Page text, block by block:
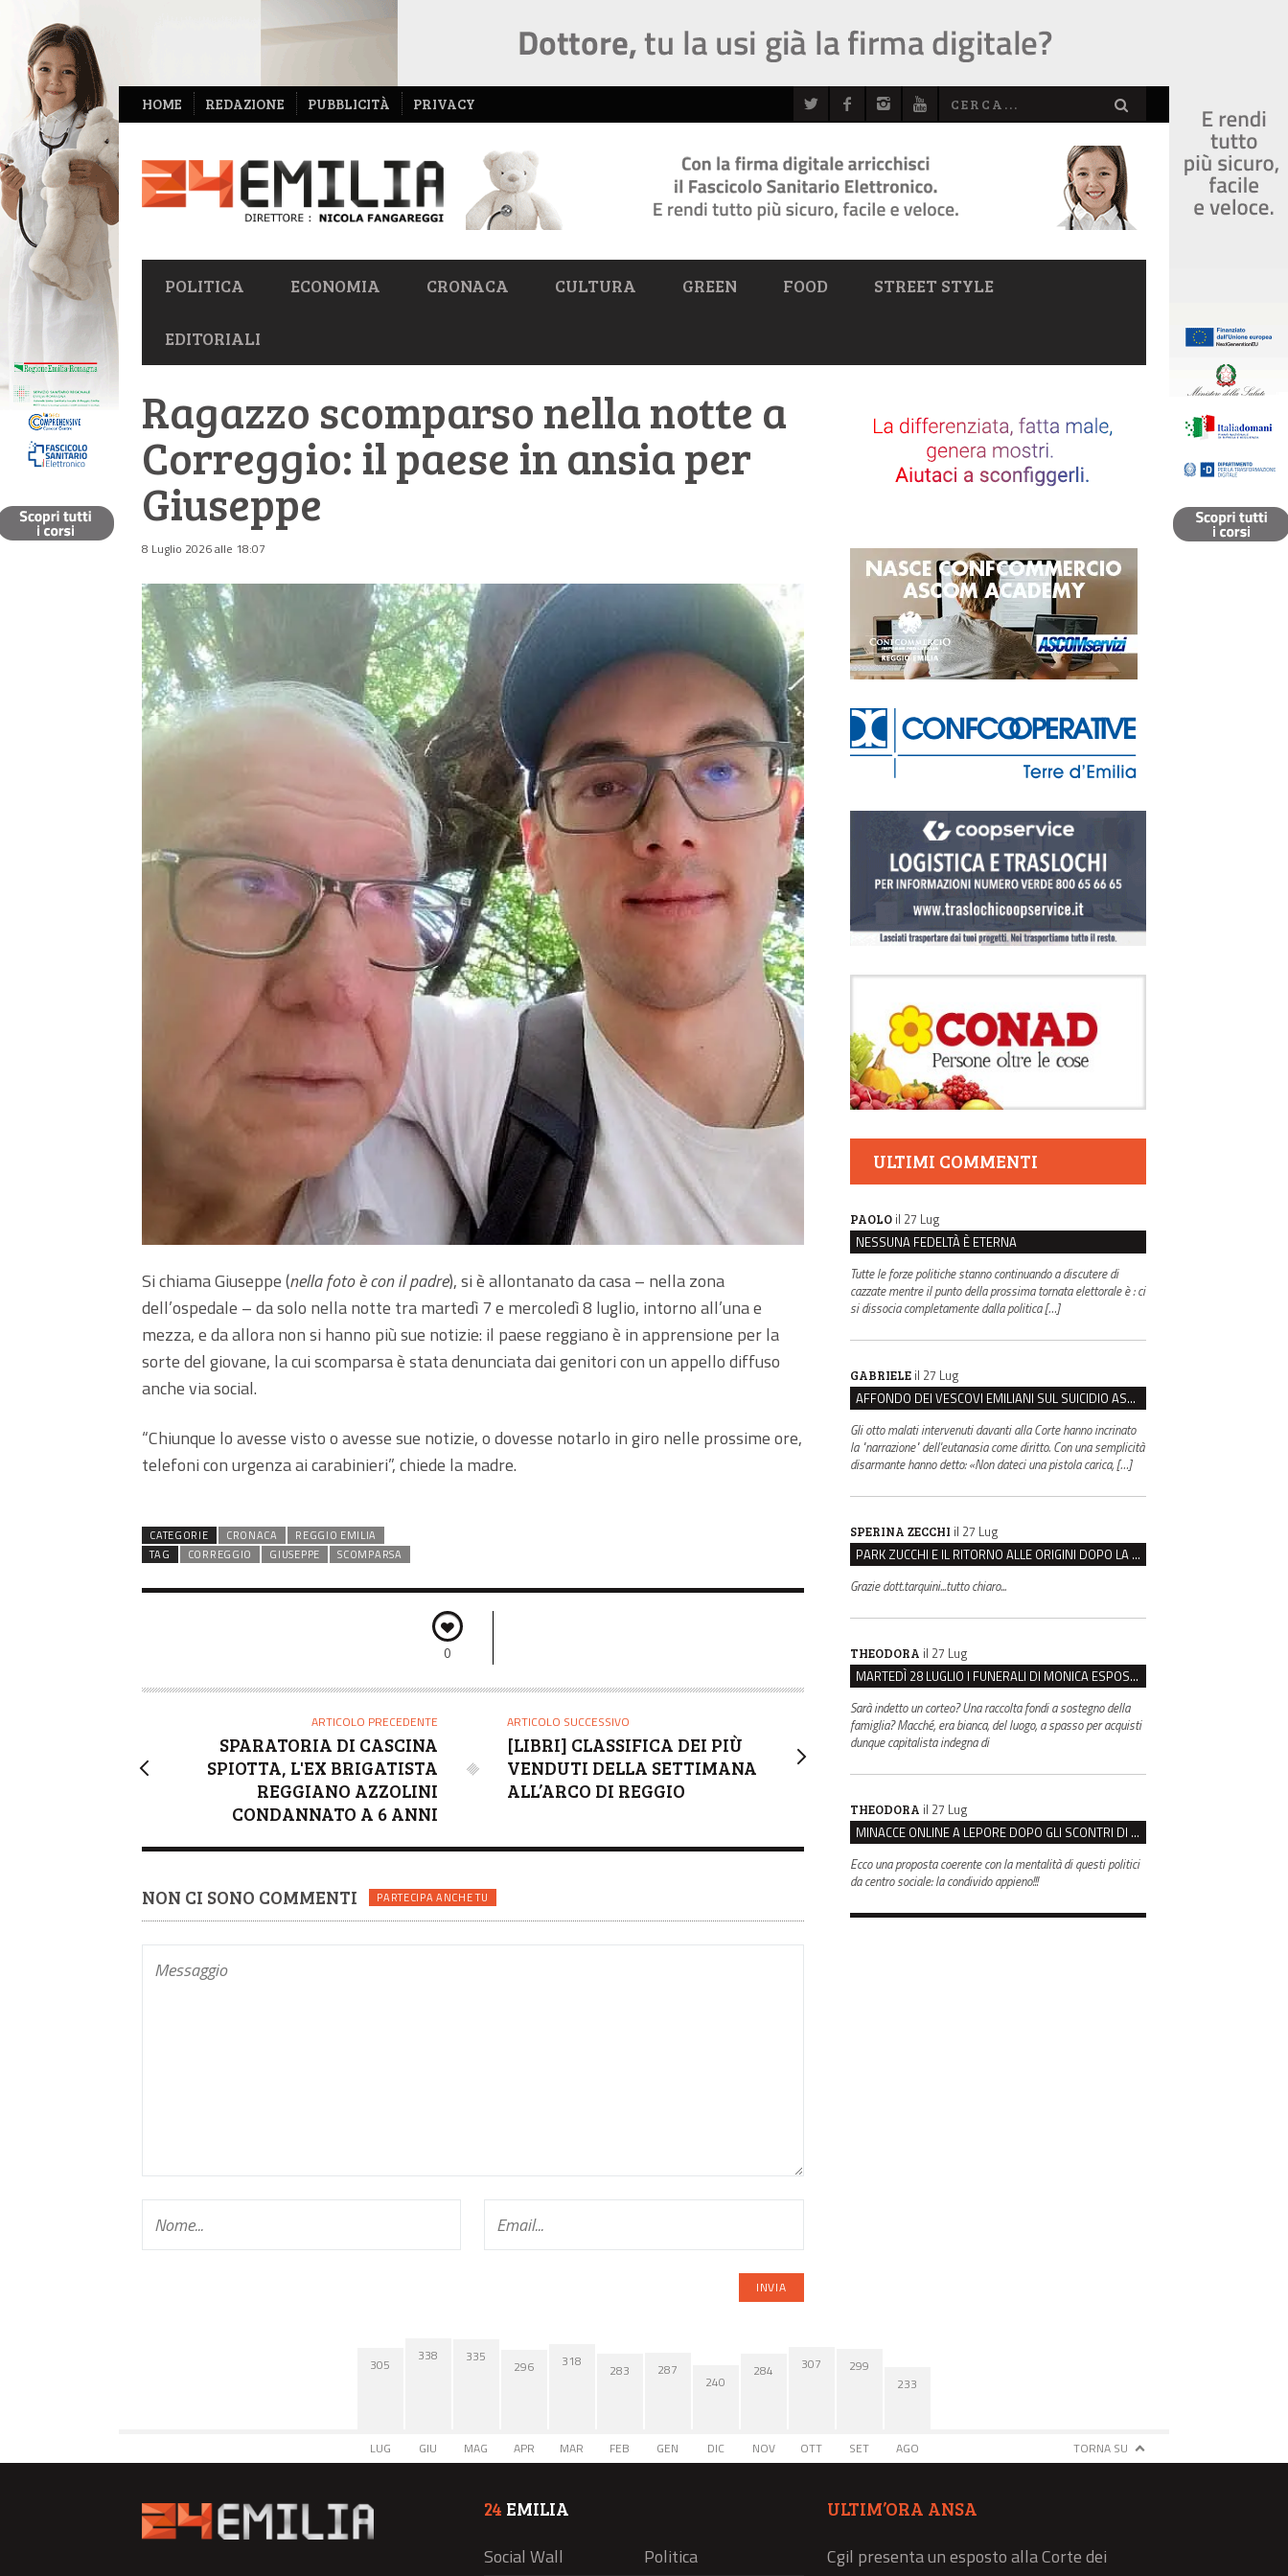
NAVIGAZIONE
SECONDARIA
HOME REDAZIONE PUBBLICITÀ PRIVACY
NAVIGAZIONE
PRIMARIA
POLITICA ECONOMIA CRONACA CULTURA GREEN FOOD STREET STYLE
EDITORIALI
Ragazzo scomparso nella notte a
Correggio: il paese in ansia per
Giuseppe
8 Luglio 2026 alle 18:07
Si chiama Giuseppe (nella foto è con il padre), si è allontanato da casa – nella zona
dell’ospedale – da solo nella notte tra martedì 7 e mercoledì 8 luglio, intorno all’una e
mezza, e da allora non si hanno più sue notizie: il paese reggiano è in apprensione per la
sorte del giovane, la cui scomparsa è stata denunciata dai genitori con un appello diffuso
anche via social.
“Chiunque lo avesse visto o avesse sue notizie, o dovesse notarlo in giro nelle prossime ore,
telefoni con urgenza ai carabinieri”, chiede la madre.
CATEGORIE CRONACA
REGGIO EMILIA
TAG
CORREGGIO GIUSEPPE SCOMPARSA
0
ARTICOLO PRECEDENTE
SPARATORIA DI CASCINA
SPIOTTA, L'EX BRIGATISTA
REGGIANO AZZOLINI
CONDANNATO A 6 ANNI
ARTICOLO SUCCESSIVO
[LIBRI] CLASSIFICA DEI PIÙ
VENDUTI DELLA SETTIMANA
ALL’ARCO DI REGGIO
NON CI SONO COMMENTI PARTECIPA ANCHE TU
ULTIMI COMMENTI
PAOLO il 27 Lug
NESSUNA FEDELTÀ È ETERNA
Tutte le forze politiche stanno continuando a discutere di
cazzate mentre il punto della prossima tornata elettorale è : ci
si dissocia completamente dalla politica […]
GABRIELE il 27 Lug
AFFONDO DEI VESCOVI EMILIANI SUL SUICIDIO ASSISTITO: “È CONTRO IL VALORE DELLA PERSONA”
Gli otto malati intervenuti davanti alla Corte hanno incrinato
la "narrazione" dell'eutanasia come diritto. Con una semplicità
disarmante hanno detto: «Non dateci una pistola carica, […]
SPERINA ZECCHI il 27 Lug
PARK ZUCCHI E IL RITORNO ALLE ORIGINI DOPO LA DISAVVENTURA CON REGGIO EMILIA PARCHEGGI
Grazie dott.tarquini...tutto chiaro...
THEODORA il 27 Lug
MARTEDÌ 28 LUGLIO I FUNERALI DI MONICA ESPOSITO: LUTTO CITTADINO A MODENA E NONANTOLA
Sarà indetto un corteo? Una raccolta fondi a sostegno della
famiglia? Macché, era bianca, del luogo, a spasso per acquisti
dunque capitalista indegna di
THEODORA il 27 Lug
MINACCE ONLINE A LEPORE DOPO GLI SCONTRI DI BOLOGNA, ASSEGNATA LA SCORTA AL SINDACO
Ecco una proposta coerente con la mentalità di questi politici
da centro sociale: la condivido appieno!!!
305
LUG
338
GIU
335
MAG
296
APR
318
MAR
283
FEB
287
GEN
240
DIC
284
NOV
307
OTT
299
SET
233
AGO TORNA SU
24 EMILIA
Social Wall Politica
ULTIM’ORA ANSA
Cgil presenta un esposto alla Corte dei